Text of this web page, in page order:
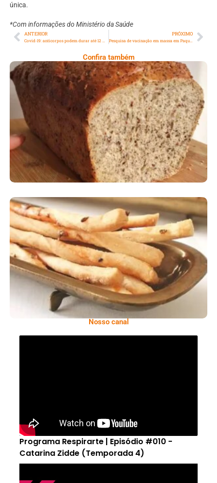
única.
*Com informações do Ministério da Saúde
ANTERIOR PRÓXIMO
Pesquisa de vacinação em massa em Paquetá mostra resultado positivo
Confira também
Comer Bem: Pão Low Carb
Comer Bem: Palitinhos De Cebola E Salsa
Nosso canal
Programa Respirarte | Episódio #010 -
Catarina Zidde (Temporada 4)